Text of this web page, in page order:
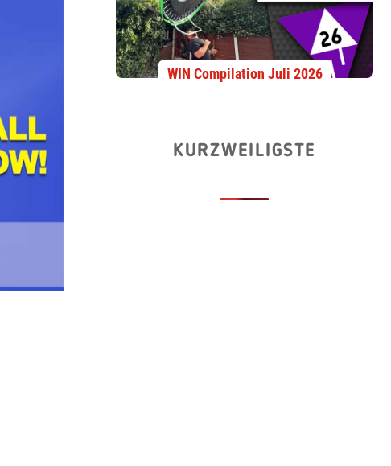
WIN Compilation Juli 2026
KURZWEILIGSTE